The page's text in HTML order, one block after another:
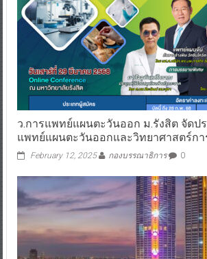
ว.การแพทย์แผนตะวันออก ม.รังสิต จัดป
แพทย์แผนตะวันออกและวิทยาศาสตร์ก
February 12, 2025 กองบรรณาธิการ 0